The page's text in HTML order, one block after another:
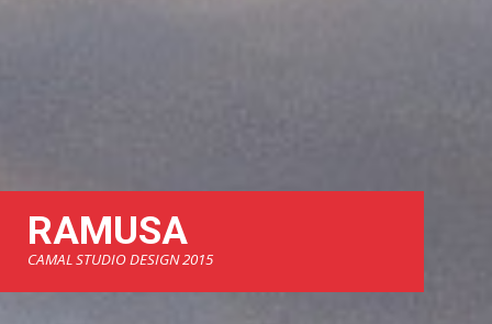
RAMUSA
CAMAL STUDIO DESIGN 2015